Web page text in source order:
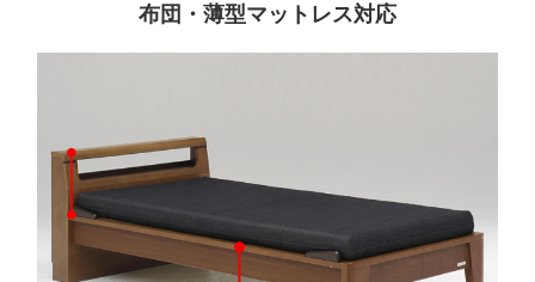
布団・薄型マットレス対応